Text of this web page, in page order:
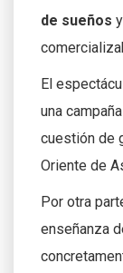
de sueños y
El
una
cuestión de
Oriente de
Por otra
enseñanza